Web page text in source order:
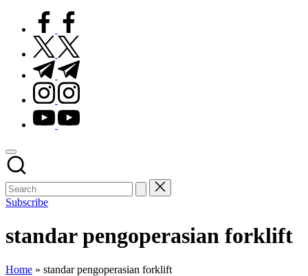
facebook.com
twitter.com
t.me
instagram.com
youtube.com
Subscribe
standar pengoperasian forklift
Home » standar pengoperasian forklift